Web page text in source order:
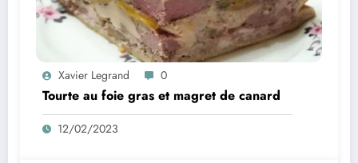
Xavier Legrand 0
Tourte au foie gras et magret de canard
12/02/2023